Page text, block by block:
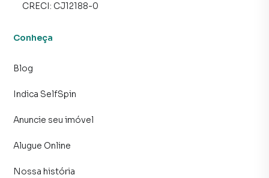
CRECI: CJ12188-0
Conheça
Blog
Indica SelfSpin
Anuncie seu imóvel
Alugue Online
Nossa história